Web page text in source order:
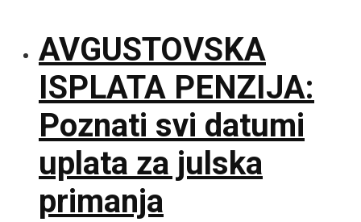
AVGUSTOVSKA
ISPLATA PENZIJA:
Poznati svi datumi
uplata za julska
primanja